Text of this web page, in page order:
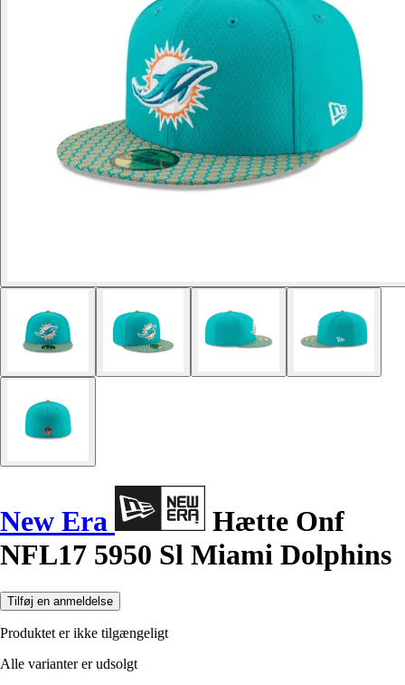
New Era
Hætte Onf
NFL17 5950 Sl Miami Dolphins
Tilføj en anmeldelse
Produktet er ikke tilgængeligt
Alle varianter er udsolgt